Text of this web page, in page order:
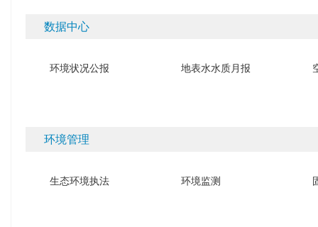
数据中心
环境状况公报 地表水水质月报
环境管理
生态环境执法 环境监测